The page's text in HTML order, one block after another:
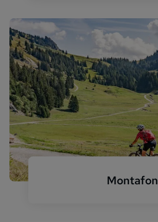
Montafon